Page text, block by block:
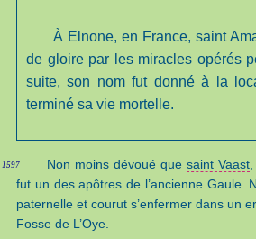
À Elnone, en France, saint
de gloire par les miracles opérés
suite, son nom fut donné à la
terminé sa vie mortelle.
1597 Non moins dévoué que saint Vaast,
fut un des apôtres de l’ancienne Gaule.
paternelle et courut s’enfermer dans un
Fosse de L’Oye.